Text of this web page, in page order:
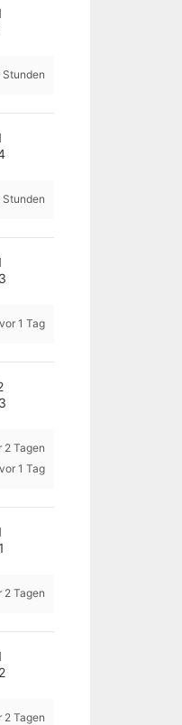
1 Tag
2 Tagen
1 Tag
2 Tagen
2 Tagen